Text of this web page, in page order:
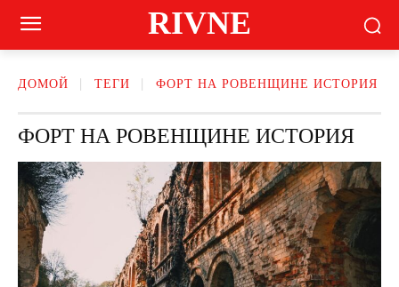
RIVNE
ДОМОЙ ТЕГИ ФОРТ НА РОВЕНЩИНЕ ИСТОРИЯ
ФОРТ НА РОВЕНЩИНЕ ИСТОРИЯ